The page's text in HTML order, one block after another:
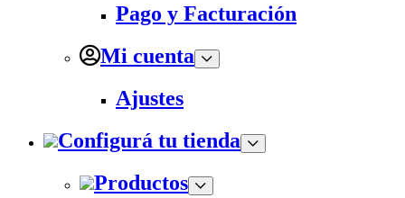
Pago y Facturación
Mi cuenta
Ajustes
Configurá tu tienda
Productos